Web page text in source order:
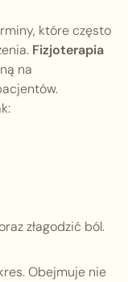
które często
Fizjoterapia
na
złagodzić ból.
Obejmuje nie